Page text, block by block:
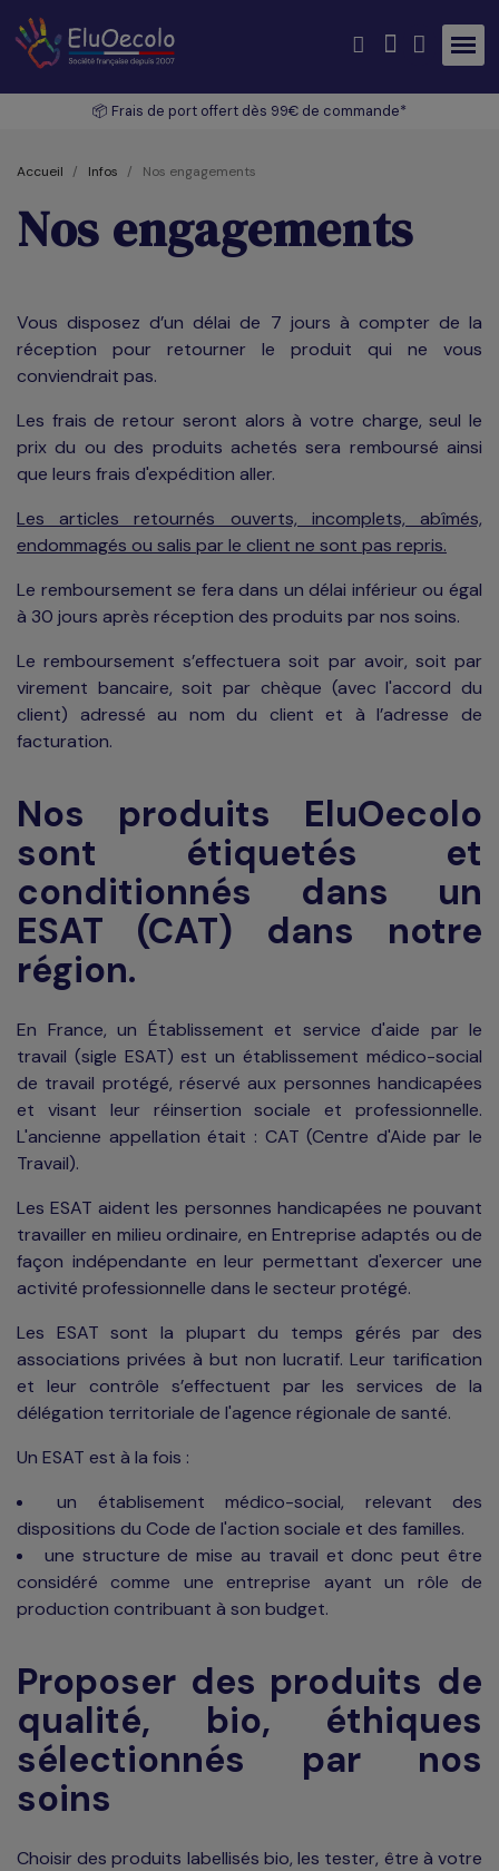
📦 Frais de port offert dès 99€ de commande*
Accueil Infos Nos engagements
Nos engagements
Vous disposez d’un délai de 7 jours à compter de la
réception pour retourner le produit qui ne vous
conviendrait pas.
Les frais de retour seront alors à votre charge, seul le
prix du ou des produits achetés sera remboursé ainsi
que leurs frais d'expédition aller.
Les articles retournés ouverts, incomplets, abîmés,
endommagés ou salis par le client ne sont pas repris.
Le remboursement se fera dans un délai inférieur ou égal
à 30 jours après réception des produits par nos soins.
Le remboursement s’effectuera soit par avoir, soit par
virement bancaire, soit par chèque (avec l'accord du
client) adressé au nom du client et à l’adresse de
facturation.
Nos produits EluOecolo
sont étiquetés et
conditionnés dans un
ESAT (CAT) dans notre
région.
En France, un Établissement et service d'aide par le
travail (sigle ESAT) est un établissement médico-social
de travail protégé, réservé aux personnes handicapées
et visant leur réinsertion sociale et professionnelle.
L'ancienne appellation était : CAT (Centre d'Aide par le
Travail).
Les ESAT aident les personnes handicapées ne pouvant
travailler en milieu ordinaire, en Entreprise adaptés ou de
façon indépendante en leur permettant d'exercer une
activité professionnelle dans le secteur protégé.
Les ESAT sont la plupart du temps gérés par des
associations privées à but non lucratif. Leur tarification
et leur contrôle s’effectuent par les services de la
délégation territoriale de l'agence régionale de santé.
Un ESAT est à la fois :
un établisement médico-social, relevant des
dispositions du Code de l'action sociale et des familles.
une structure de mise au travail et donc peut être
considéré comme une entreprise ayant un rôle de
production contribuant à son budget.
Proposer des produits de
qualité, bio, éthiques
sélectionnés par nos
soins
Choisir des produits labellisés bio, les tester, être à votre